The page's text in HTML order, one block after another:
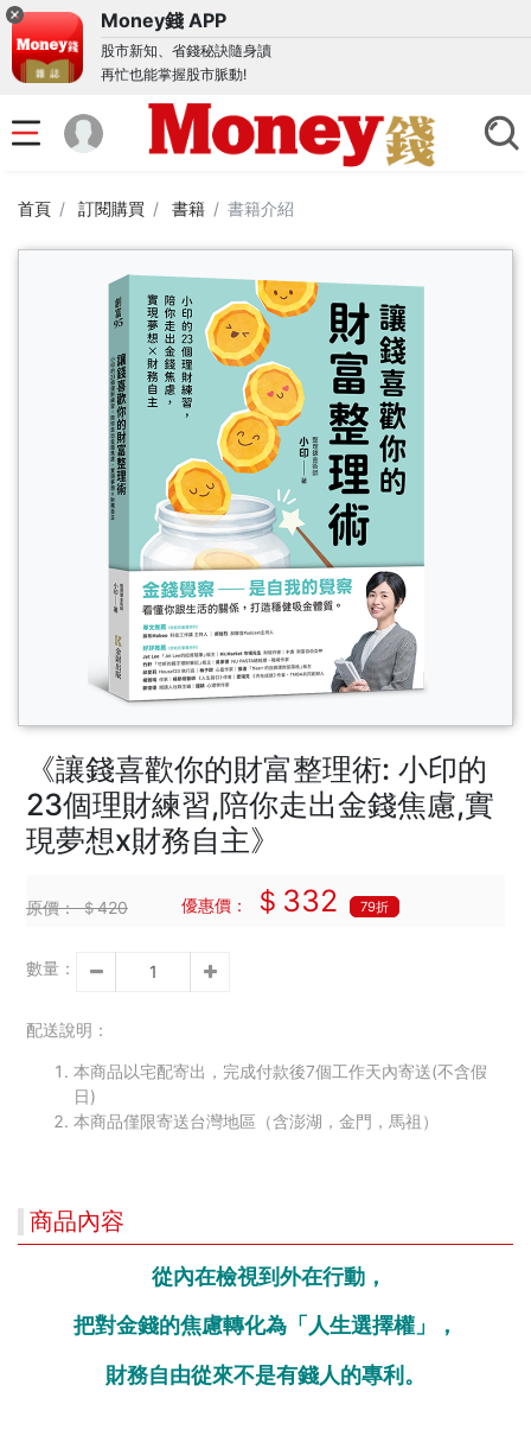
Money錢 APP
股市新知、省錢秘訣隨身讀
再忙也能掌握股市脈動!
首頁 訂閱購買 書籍 書籍介紹
《讓錢喜歡你的財富整理術: 小印的
23個理財練習,陪你走出金錢焦慮,實
現夢想x財務自主》
原價：＄420 優惠價： ＄332 79折
數量：
配送說明：
本商品以宅配寄出，完成付款後7個工作天內寄送(不含假
日)
本商品僅限寄送台灣地區（含澎湖，金門，馬祖）
商品內容
從內在檢視到外在行動，
把對金錢的焦慮轉化為「人生選擇權」，
財務自由從來不是有錢人的專利。